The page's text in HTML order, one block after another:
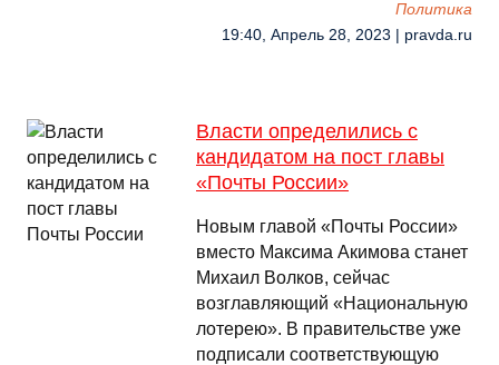
Политика
19:40, Апрель 28, 2023 | pravda.ru
Власти определились с
кандидатом на пост главы
«Почты России»
Новым главой «Почты России»
вместо Максима Акимова станет
Михаил Волков, сейчас
возглавляющий «Национальную
лотерею». В правительстве уже
подписали соответствующую